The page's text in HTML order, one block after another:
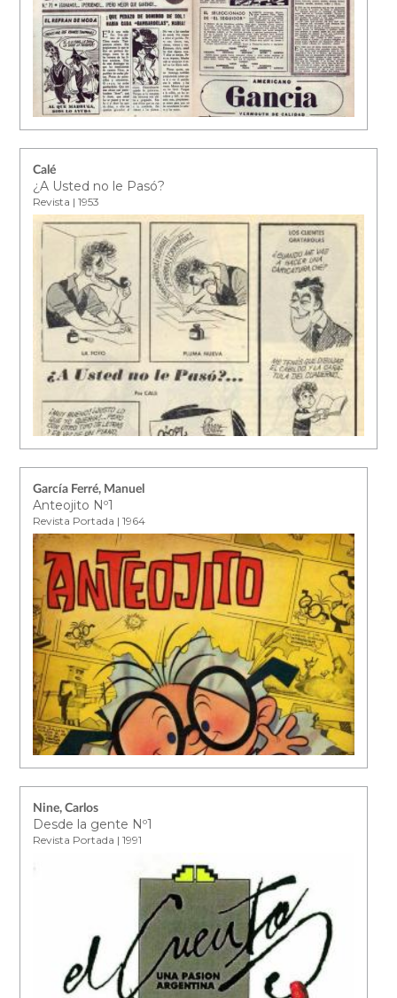
Calé
¿A Usted no le Pasó?
Revista | 1953
García Ferré, Manuel
Anteojito Nº1
Revista Portada | 1964
Nine, Carlos
Desde la gente Nº1
Revista Portada | 1991